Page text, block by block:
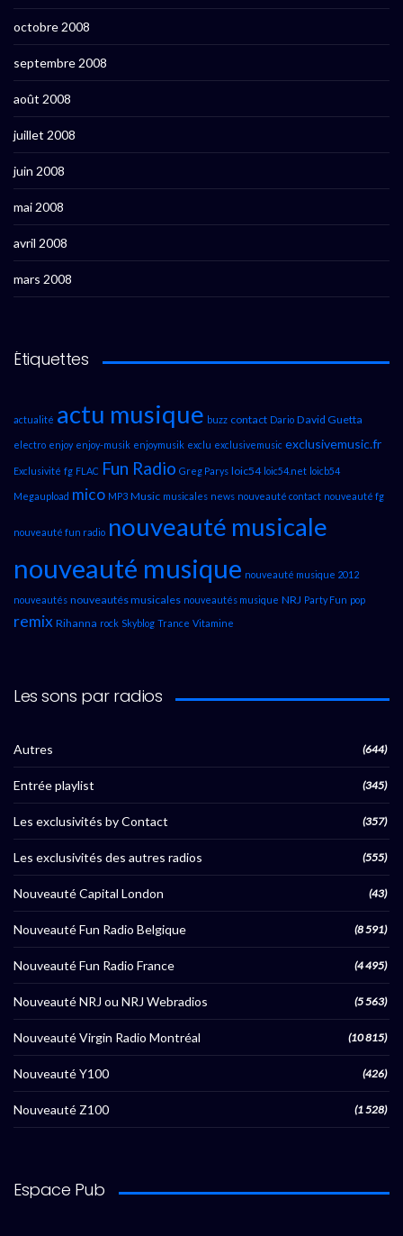
octobre 2008
septembre 2008
août 2008
juillet 2008
juin 2008
mai 2008
avril 2008
mars 2008
Étiquettes
actualité actu musique buzz contact Dario David Guetta
electro enjoy enjoy-musik enjoymusik exclu exclusivemusic exclusivemusic.fr
Exclusivité fg FLAC Fun Radio Greg Parys loic54 loic54.net loicb54
Megaupload mico MP3 Music musicales news nouveauté contact nouveauté fg
nouveauté fun radio nouveauté musicale
nouveauté musique nouveauté musique 2012
nouveautés nouveautés musicales nouveautés musique NRJ Party Fun pop
remix Rihanna rock Skyblog Trance Vitamine
Les sons par radios
Autres (644)
Entrée playlist (345)
Les exclusivités by Contact (357)
Les exclusivités des autres radios (555)
Nouveauté Capital London (43)
Nouveauté Fun Radio Belgique (8 591)
Nouveauté Fun Radio France (4 495)
Nouveauté NRJ ou NRJ Webradios (5 563)
Nouveauté Virgin Radio Montréal (10 815)
Nouveauté Y100 (426)
Nouveauté Z100 (1 528)
Espace Pub